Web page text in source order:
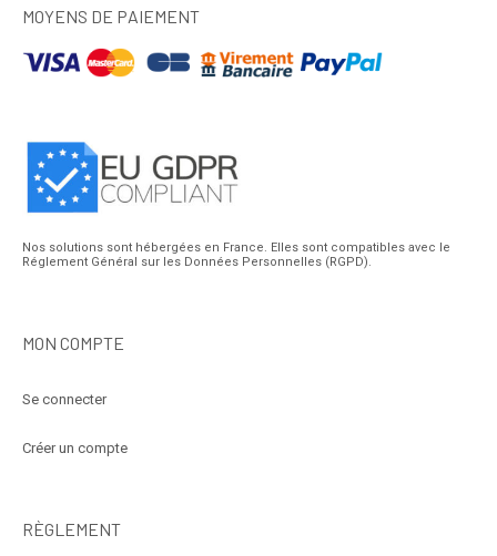
MOYENS DE PAIEMENT
Nos solutions sont hébergées en France. Elles sont compatibles avec le
Réglement Général sur les Données Personnelles (RGPD).
MON COMPTE
Se connecter
Créer un compte
RÈGLEMENT